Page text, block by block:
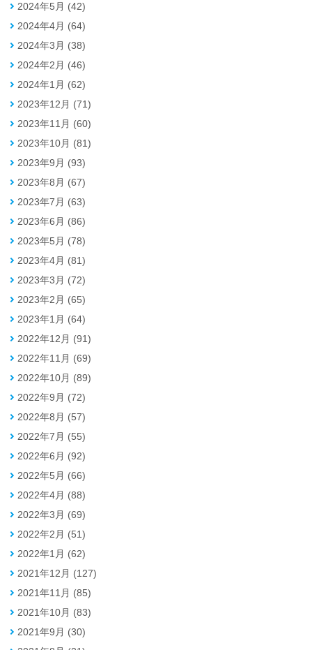
2024年5月 (42)
2024年4月 (64)
2024年3月 (38)
2024年2月 (46)
2024年1月 (62)
2023年12月 (71)
2023年11月 (60)
2023年10月 (81)
2023年9月 (93)
2023年8月 (67)
2023年7月 (63)
2023年6月 (86)
2023年5月 (78)
2023年4月 (81)
2023年3月 (72)
2023年2月 (65)
2023年1月 (64)
2022年12月 (91)
2022年11月 (69)
2022年10月 (89)
2022年9月 (72)
2022年8月 (57)
2022年7月 (55)
2022年6月 (92)
2022年5月 (66)
2022年4月 (88)
2022年3月 (69)
2022年2月 (51)
2022年1月 (62)
2021年12月 (127)
2021年11月 (85)
2021年10月 (83)
2021年9月 (30)